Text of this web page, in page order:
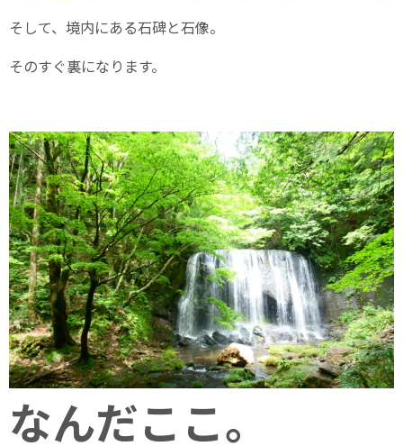
そして、境内にある石碑と石像。
そのすぐ裏になります。
なんだここ。